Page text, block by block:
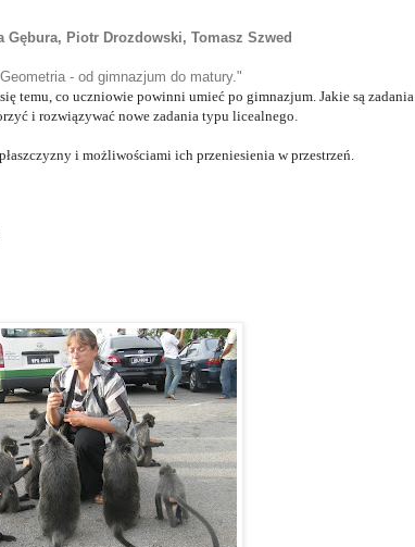
Gębura, Piotr Drozdowski, Tomasz Szwed
- od gimnazjum do matury."
temu, co uczniowie powinni umieć po gimnazjum. Jakie są zadania
i rozwiązywać nowe zadania typu licealnego.
i możliwościami ich przeniesienia w przestrzeń.